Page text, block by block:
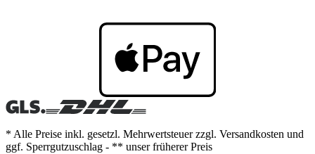
* Alle Preise inkl. gesetzl. Mehrwertsteuer zzgl. Versandkosten und
ggf. Sperrgutzuschlag - ** unser früherer Preis